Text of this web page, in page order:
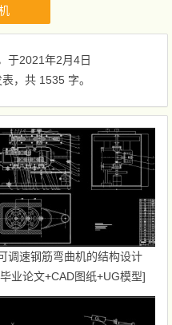
于2021年2月4日
表，共 1535 字。
调速钢筋弯曲机的结构设计
业论文+CAD图纸+UG模型]